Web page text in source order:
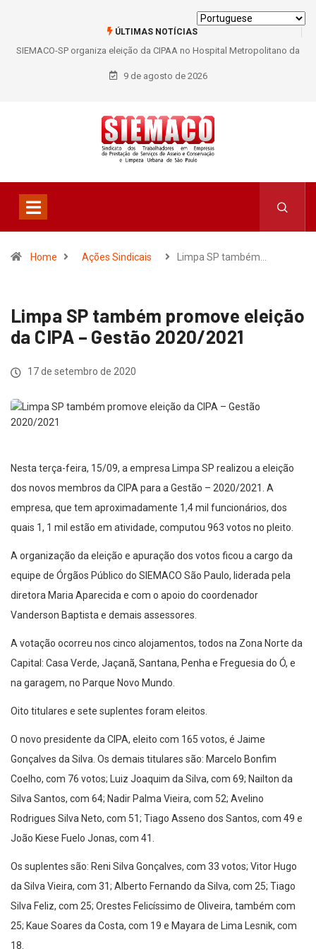
ÚLTIMAS NOTÍCIAS
SIEMACO-SP organiza eleição da CIPAA no Hospital Metropolitano da
Lapa e fortalece participação dos trabalhadores
9 de agosto de 2026
Home Ações Sindicais Limpa SP também…
Limpa SP também promove eleição
da CIPA – Gestão 2020/2021
17 de setembro de 2020
Nesta terça-feira, 15/09, a empresa Limpa SP realizou a eleição
dos novos membros da CIPA para a Gestão – 2020/2021. A
empresa, que tem aproximadamente 1,4 mil funcionários, dos
quais 1, 1 mil estão em atividade, computou 963 votos no pleito.
A organização da eleição e apuração dos votos ficou a cargo da
equipe de Órgãos Público do SIEMACO São Paulo, liderada pela
diretora Maria Aparecida e com o apoio do coordenador
Vanderson Baptista e demais assessores.
A votação ocorreu nos cinco alojamentos, todos na Zona Norte da
Capital: Casa Verde, Jaçanã, Santana, Penha e Freguesia do Ó, e
na garagem, no Parque Novo Mundo.
Oito titulares e sete suplentes foram eleitos.
O novo presidente da CIPA, eleito com 165 votos, é Jaime
Gonçalves da Silva. Os demais titulares são: Marcelo Bonfim
Coelho, com 76 votos; Luiz Joaquim da Silva, com 69; Nailton da
Silva Santos, com 64; Nadir Palma Vieira, com 52; Avelino
Rodrigues Silva Neto, com 51; Tiago Asseno dos Santos, com 49 e
João Kiese Fuelo Jonas, com 41.
Os suplentes são: Reni Silva Gonçalves, com 33 votos; Vitor Hugo
da Silva Vieira, com 31; Alberto Fernando da Silva, com 25; Tiago
Silva Feliz, com 25; Orestes Felicíssimo de Oliveira, também com
25; Kaue Soares da Costa, com 19 e Mayara de Lima Lesnik, com
18.